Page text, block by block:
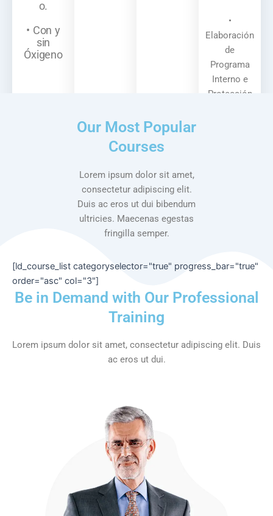
o.
• Con y
sin
Óxigeno
•
Elaboración
de
Programa
Interno e
Protección
Our Most Popular
Courses
Lorem ipsum dolor sit amet,
consectetur adipiscing elit.
Duis ac eros ut dui bibendum
ultricies. Maecenas egestas
fringilla semper.
[ld_course_list categoryselector="true" progress_bar="true"
order="asc" col="3"]
Be in Demand with Our Professional
Training
Lorem ipsum dolor sit amet, consectetur adipiscing elit. Duis
ac eros ut dui.